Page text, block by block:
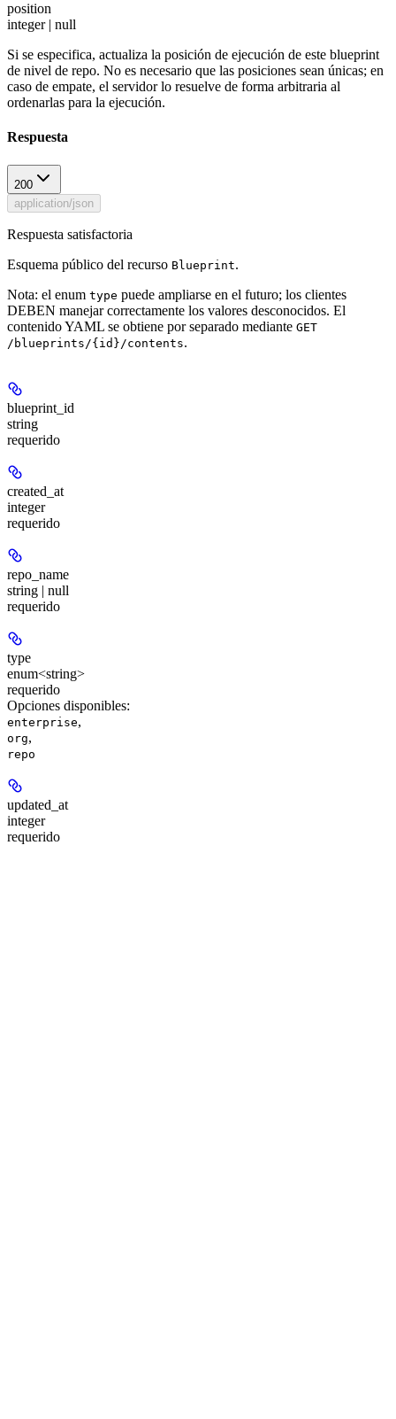
position
integer | null
Si se especifica, actualiza la posición de ejecución de este blueprint
de nivel de repo. No es necesario que las posiciones sean únicas; en
caso de empate, el servidor lo resuelve de forma arbitraria al
ordenarlas para la ejecución.
Respuesta
200
application/json
Respuesta satisfactoria
Esquema público del recurso Blueprint.
Nota: el enum type puede ampliarse en el futuro; los clientes
DEBEN manejar correctamente los valores desconocidos. El
contenido YAML se obtiene por separado mediante GET
/blueprints/{id}/contents.
blueprint_id
string
requerido
created_at
integer
requerido
repo_name
string | null
requerido
type
enum<string>
requerido
Opciones disponibles:
enterprise,
org,
repo
updated_at
integer
requerido